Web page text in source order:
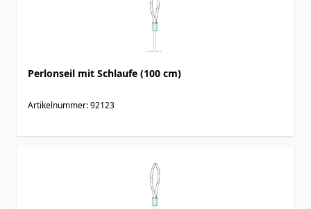
Perlonseil mit Schlaufe (100 cm)
Artikelnummer: 92123